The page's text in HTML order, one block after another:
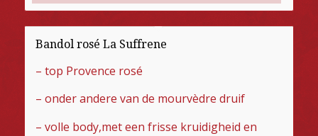
Bandol rosé La Suffrene
– top Provence rosé
– onder andere van de mourvèdre druif
– volle body,met een frisse kruidigheid en